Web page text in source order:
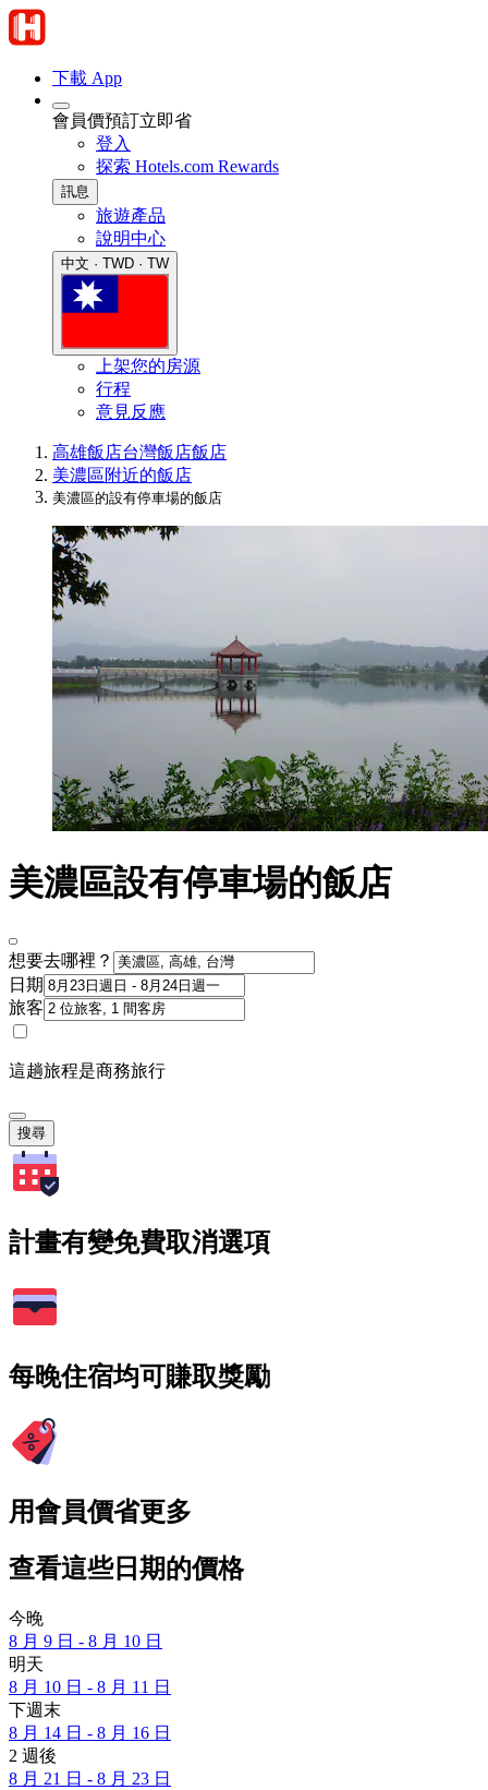
下載 App
會員價預訂立即省
登入
探索 Hotels.com Rewards
訊息
旅遊產品
說明中心
中文 · TWD · TW
上架您的房源
行程
意見反應
高雄飯店台灣飯店飯店
美濃區附近的飯店
美濃區的設有停車場的飯店
美濃區設有停車場的飯店
想要去哪裡？
日期
旅客
這趟旅程是商務旅行
搜尋
計畫有變免費取消選項
每晚住宿均可賺取獎勵
用會員價省更多
查看這些日期的價格
今晚
8 月 9 日 - 8 月 10 日
明天
8 月 10 日 - 8 月 11 日
下週末
8 月 14 日 - 8 月 16 日
2 週後
8 月 21 日 - 8 月 23 日